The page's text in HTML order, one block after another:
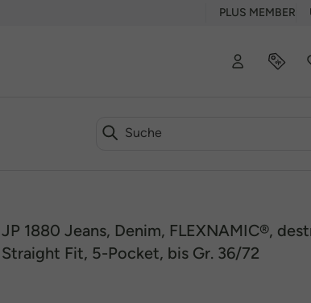
PLUS MEMBER
JP 1880 Jeans, Denim, FLEXNAMIC®,
Straight Fit, 5-Pocket, bis Gr. 36/72